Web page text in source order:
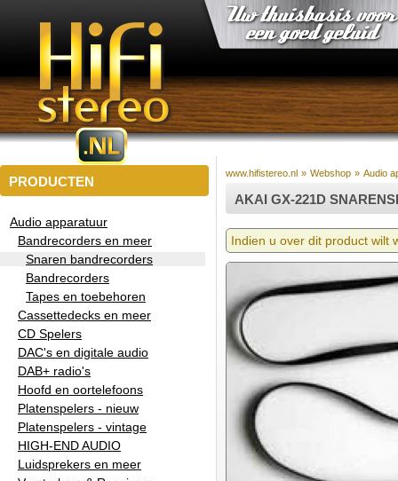
PRODUCTEN
Audio apparatuur
Bandrecorders en meer
Snaren bandrecorders
Bandrecorders
Tapes en toebehoren
Cassettedecks en meer
CD Spelers
DAC's en digitale audio
DAB+ radio's
Hoofd en oortelefoons
Platenspelers - nieuw
Platenspelers - vintage
HIGH-END AUDIO
Luidsprekers en meer
www.hifistereo.nl » Webshop » Audio
AKAI GX-221D
Indien u over dit product wilt